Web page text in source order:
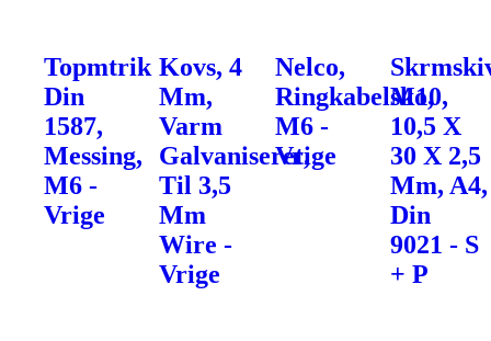
Topmtrik
Din
1587,
Messing,
M6 -
Vrige
Kovs, 4
Mm,
Varm
Galvaniseret,
Til 3,5
Mm
Wire -
Vrige
Nelco,
Ringkabelsko,
M6 -
Vrige
M10,
10,5 X
30 X 2,5
Mm, A4,
Din
9021 - S
+ P